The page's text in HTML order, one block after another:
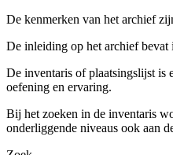
De kenmerken van het archief
De inleiding op het archief bevat
De inventaris of plaatsingslijst is
oefening en ervaring.
Bij het zoeken in de inventaris
onderliggende niveaus ook aan